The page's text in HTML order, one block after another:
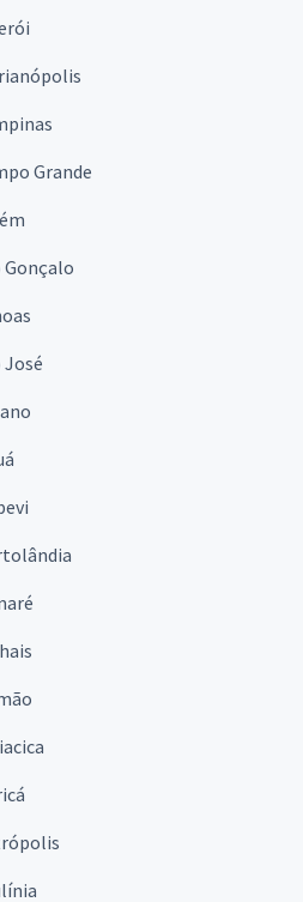
Grande
Gonçalo
José